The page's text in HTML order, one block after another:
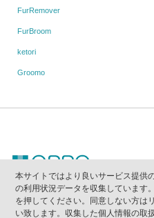
本サイトではより良いサービス提供
の利用状況データを収集しています
を押してください。同意しない方は
い致します。収集した個人情報の取
FurRemover
FurBroom
ketori
Groomo
当ウェブサイトに掲載されている写真、画
す。
｢OPPO｣は(株)テラモトが所有する登録商標